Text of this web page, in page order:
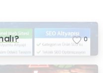
0